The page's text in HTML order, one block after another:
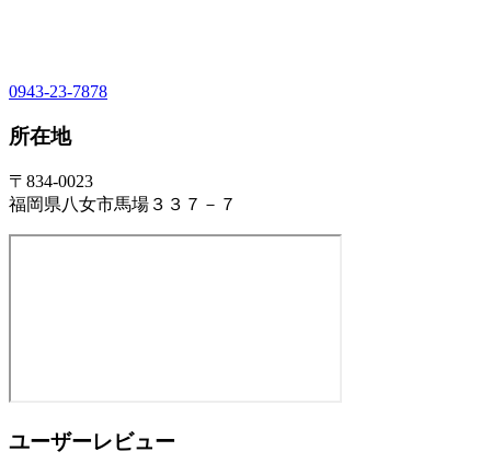
0943-23-7878
所在地
〒834-0023
福岡県八女市馬場３３７－７
ユーザーレビュー